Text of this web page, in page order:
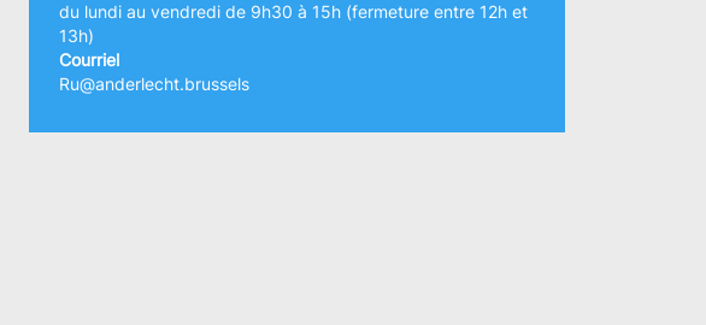
du lundi au vendredi de 9h30 à 15h (fermeture entre 12h et
13h)
Courriel
Ru@anderlecht.brussels